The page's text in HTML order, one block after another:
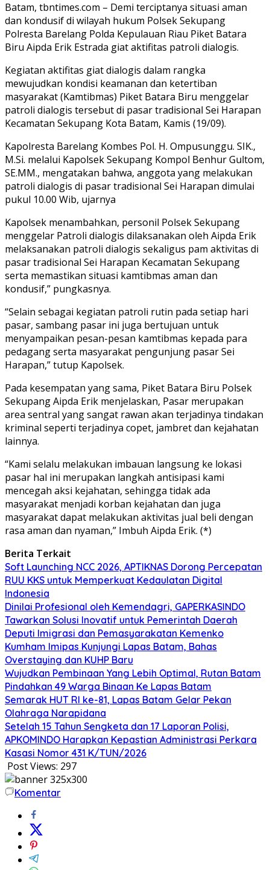
Batam, tbntimes.com – Demi terciptanya situasi aman
dan kondusif di wilayah hukum Polsek Sekupang
Polresta Barelang Polda Kepulauan Riau Piket Batara
Biru Aipda Erik Estrada giat aktifitas patroli dialogis.
Kegiatan aktifitas giat dialogis dalam rangka
mewujudkan kondisi keamanan dan ketertiban
masyarakat (Kamtibmas) Piket Batara Biru menggelar
patroli dialogis tersebut di pasar tradisional Sei Harapan
Kecamatan Sekupang Kota Batam, Kamis (19/09).
Kapolresta Barelang Kombes Pol. H. Ompusunggu. SIK.,
M.Si. melalui Kapolsek Sekupang Kompol Benhur Gultom,
SE.MM., mengatakan bahwa, anggota yang melakukan
patroli dialogis di pasar tradisional Sei Harapan dimulai
pukul 10.00 Wib, ujarnya
Kapolsek menambahkan, personil Polsek Sekupang
menggelar Patroli dialogis dilaksanakan oleh Aipda Erik
melaksanakan patroli dialogis sekaligus pam aktivitas di
pasar tradisional Sei Harapan Kecamatan Sekupang
serta memastikan situasi kamtibmas aman dan
kondusif,” pungkasnya.
“Selain sebagai kegiatan patroli rutin pada setiap hari
pasar, sambang pasar ini juga bertujuan untuk
menyampaikan pesan-pesan kamtibmas kepada para
pedagang serta masyarakat pengunjung pasar Sei
Harapan,” tutup Kapolsek.
Pada kesempatan yang sama, Piket Batara Biru Polsek
Sekupang Aipda Erik menjelaskan, Pasar merupakan
area sentral yang sangat rawan akan terjadinya tindakan
kriminal seperti terjadinya copet, jambret dan kejahatan
lainnya.
“Kami selalu melakukan imbauan langsung ke lokasi
pasar hal ini merupakan langkah antisipasi kami
mencegah aksi kejahatan, sehingga tidak ada
masyarakat menjadi korban kejahatan dan juga
masyarakat dapat melakukan aktivitas jual beli dengan
rasa aman dan nyaman,” Imbuh Aipda Erik. (*)
Berita Terkait
Soft Launching NCC 2026, APTIKNAS Dorong Percepatan
RUU KKS untuk Memperkuat Kedaulatan Digital
Indonesia
Dinilai Profesional oleh Kemendagri, GAPERKASINDO
Tawarkan Solusi Inovatif untuk Pemerintah Daerah
Deputi Imigrasi dan Pemasyarakatan Kemenko
Kumham Imipas Kunjungi Lapas Batam, Bahas
Overstaying dan KUHP Baru
Wujudkan Pembinaan Yang Lebih Optimal, Rutan Batam
Pindahkan 49 Warga Binaan Ke Lapas Batam
Semarak HUT RI ke-81, Lapas Batam Gelar Pekan
Olahraga Narapidana
Setelah 15 Tahun Sengketa dan 17 Laporan Polisi,
APKOMINDO Harapkan Kepastian Administrasi Perkara
Kasasi Nomor 431 K/TUN/2026
Post Views: 297
Komentar